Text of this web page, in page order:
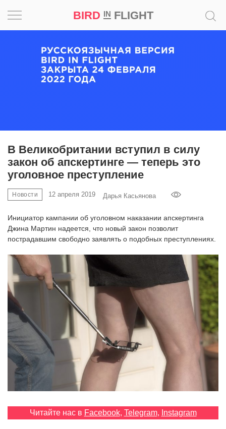
BIRD INFLIGHT
В Великобритании вступил в силу
закон об апскертинге — теперь это
уголовное преступление
Новости 12 апреля 2019 Дарья Касьянова
Инициатор кампании об уголовном наказании апскертинга
Джина Мартин надеется, что новый закон позволит
пострадавшим свободно заявлять о подобных преступлениях.
Читайте нас в Facebook, Telegram, Instagram